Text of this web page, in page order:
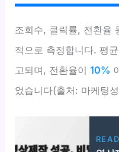
조회수, 클릭률, 전환율
적으로 측정합니다. 평
고되며, 전환율이10%
었습니다(출처: 마케팅
READ